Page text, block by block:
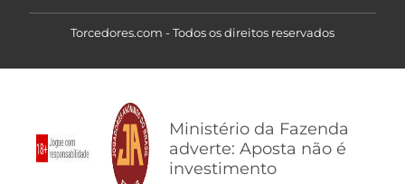
Torcedores.com - Todos os direitos reservados
Ministério da Fazenda
adverte: Aposta não é
investimento